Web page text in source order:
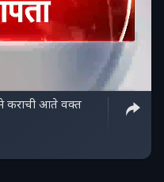
से कराची आते वक्त